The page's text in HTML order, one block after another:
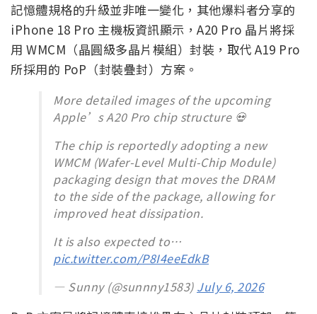
顯增加，業內人士因此推測，蘋果最終極有可能直接
採用 LPDDR6，在封裝尺寸不變的前提下達成 96 位元
頻寬升級。
WMCM 封裝：散熱架構的根本性變革
記憶體規格的升級並非唯一變化，其他爆料者分享的
iPhone 18 Pro 主機板資訊顯示，A20 Pro 晶片將採
用 WMCM（晶圓級多晶片模組）封裝，取代 A19 Pro
所採用的 PoP（封裝疊封）方案。
More detailed images of the upcoming
The chip is reportedly adopting a new
packaging design that moves the DRAM
to the side of the package, allowing for